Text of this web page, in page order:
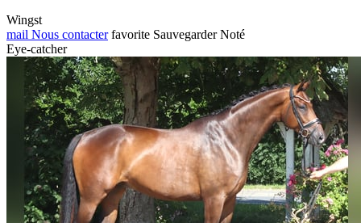
Wingst
mail Nous contacter favorite Sauvegarder Noté
Eye-catcher